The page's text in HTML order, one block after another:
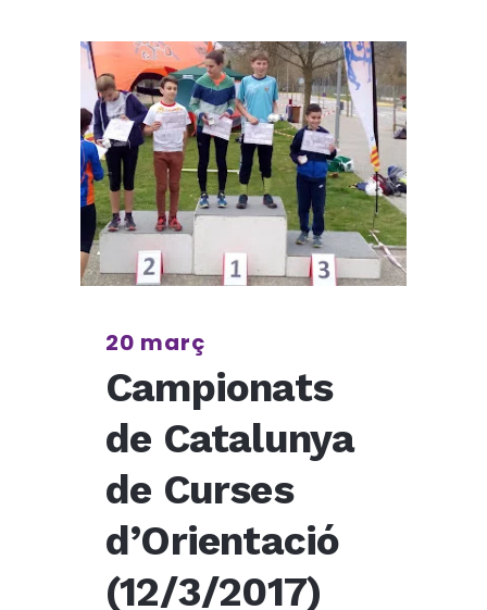
20 març
Campionats
de Catalunya
de Curses
d’Orientació
(12/3/2017)